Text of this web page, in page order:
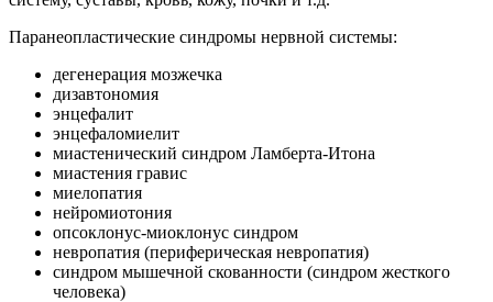
Паранеопластические синдромы нервной системы:
дегенерация мозжечка
дизавтономия
энцефалит
энцефаломиелит
миастенический синдром Ламберта-Итона
миастения гравис
миелопатия
нейромиотония
опсоклонус-миоклонус синдром
невропатия (периферическая невропатия)
синдром мышечной скованности (синдром жесткого
человека)